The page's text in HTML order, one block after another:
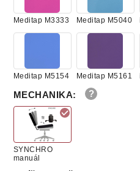
Meditap M3333 Meditap M5040
Meditap M5154 Meditap M5161
Meditap M6099
MECHANIKA:
SYNCHRO
manuál